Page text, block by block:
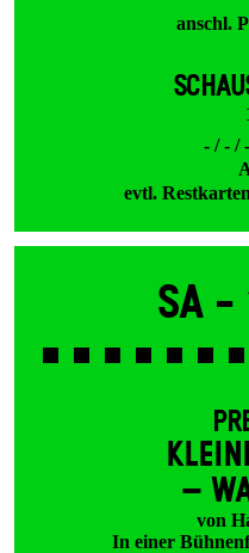
anschl.
- / - /
evtl.
Sa -
–
von
In einer